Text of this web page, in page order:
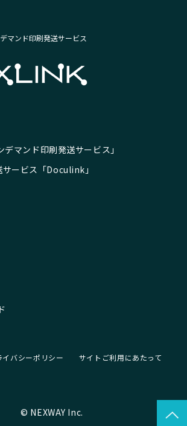
マンド印刷発送サービス
デマンド印刷発送サービス」
ービス「Doculink」
イバシーポリシー サイトご利用にあたって
© NEXWAY Inc.